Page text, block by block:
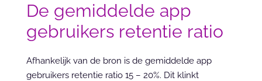
De gemiddelde app
gebruikers retentie ratio
Afhankelijk van de bron is de gemiddelde app
gebruikers retentie ratio 15 – 20%. Dit klinkt